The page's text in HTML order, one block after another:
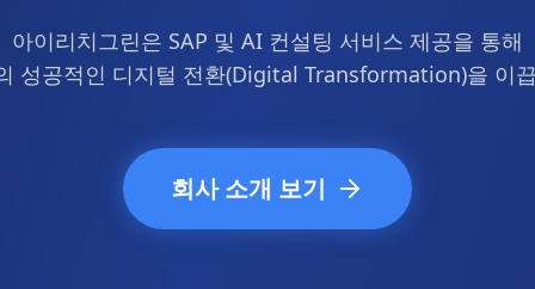
아이리치그린은 SAP 및 AI 컨설팅 서비스 제공을 통해
성공적인 디지털 전환(Digital Transformation)을 이
회사 소개 보기